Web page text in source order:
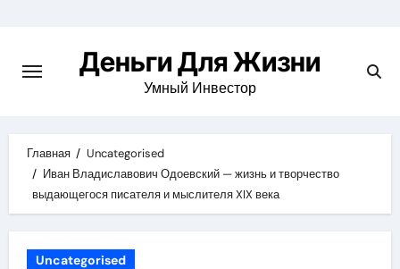
содержимомуДеньги Для Жизни
Умный Инвестор
Главная
Uncategorised
Иван Владиславович Одоевский — жизнь и творчество
выдающегося писателя и мыслителя XIX века
Uncategorised